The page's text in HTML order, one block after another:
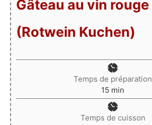
Gâteau au vin rouge
(Rotwein Kuchen)
Temps de préparation
15 minutes
min
Temps de cuisson